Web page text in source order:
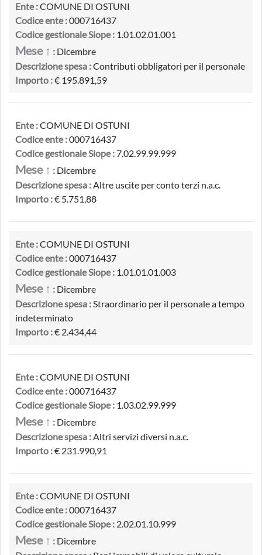
Ente :COMUNE DI OSTUNI
Codice ente :000716437
Codice gestionale Siope : 1.01.02.01.001
Mese ↑ : Dicembre
Descrizione spesa :Contributi obbligatori per il personale
Importo :€ 195.891,59
Ente :COMUNE DI OSTUNI
Codice ente :000716437
Codice gestionale Siope :7.02.99.99.999
Mese ↑ : Dicembre
Descrizione spesa :Altre uscite per conto terzi n.a.c.
Importo :€ 5.751,88
Ente :COMUNE DI OSTUNI
Codice ente :000716437
Codice gestionale Siope : 1.01.01.01.003
Mese ↑ : Dicembre
Descrizione spesa :Straordinario per il personale a tempo
indeterminato
Importo :€ 2.434,44
Ente :COMUNE DI OSTUNI
Codice ente :000716437
Codice gestionale Siope : 1.03.02.99.999
Mese ↑ : Dicembre
Descrizione spesa :Altri servizi diversi n.a.c.
Importo :€ 231.990,91
Ente :COMUNE DI OSTUNI
Codice ente :000716437
Codice gestionale Siope : 2.02.01.10.999
Mese ↑ : Dicembre